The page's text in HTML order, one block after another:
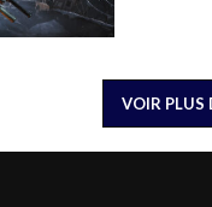
VOIR PLUS